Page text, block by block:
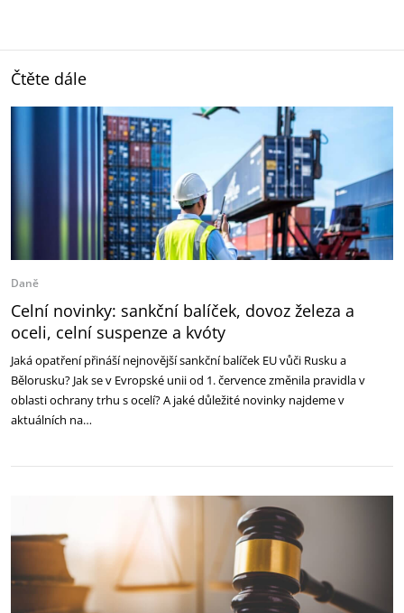
Čtěte dále
Daně
Celní novinky: sankční balíček, dovoz železa a
oceli, celní suspenze a kvóty
Jaká opatření přináší nejnovější sankční balíček EU vůči Rusku a
Bělorusku? Jak se v Evropské unii od 1. července změnila pravidla v
oblasti ochrany trhu s ocelí? A jaké důležité novinky najdeme v
aktuálních na…